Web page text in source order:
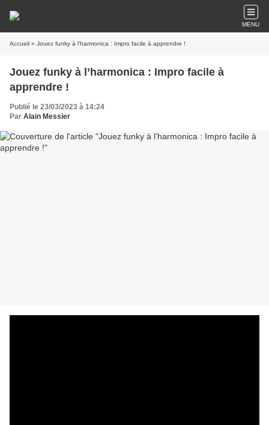
MENU
Accueil » Jouez funky à l’harmonica : Impro facile à apprendre !
Jouez funky à l’harmonica : Impro facile à
apprendre !
Publié le 23/03/2023 à 14:24
Par Alain Messier